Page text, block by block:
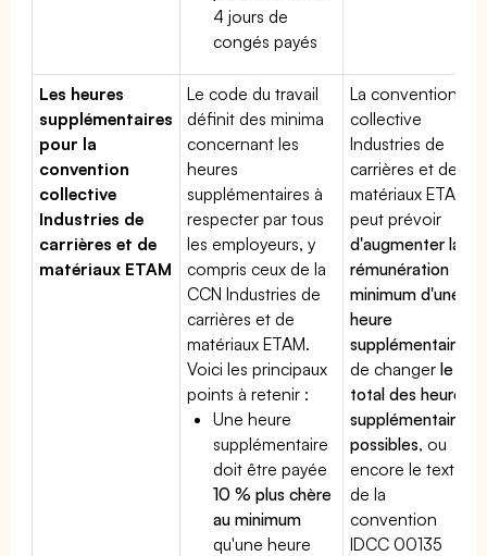
4 jours de
congés payés
Les heures
supplémentaires
pour la
convention
collective
Industries de
carrières et de
matériaux ETAM
Le code du travail
définit des minima
concernant les
heures
supplémentaires à
respecter par tous
les employeurs, y
compris ceux de la
CCN Industries de
carrières et de
matériaux ETAM.
Voici les principaux
points à retenir :
Une heure
supplémentaire
doit être payée
10 % plus chère
au minimum
qu'une heure
La convention
collective
Industries de
carrières et de
matériaux ETAM
peut prévoir
d'augmenter la
rémunération
minimum d'une
heure
supplémentaire
de changerle
total des heures
supplémentaires
possibles, ou
encore le texte
de la
convention
IDCC 00135